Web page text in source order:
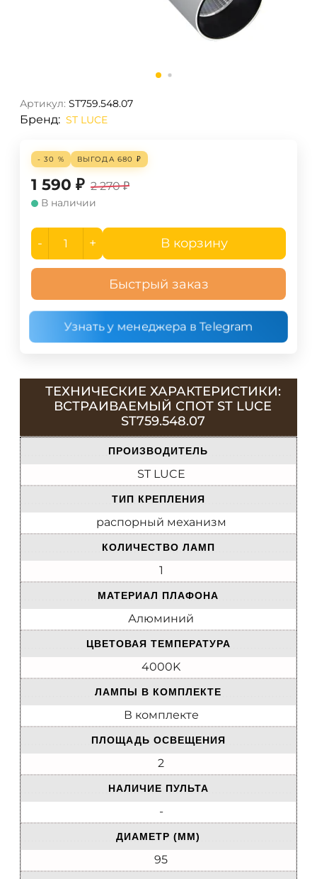
Артикул: ST759.548.07
Бренд: ST LUCE
- 30 % ВЫГОДА 680 ₽
1 590 ₽ 2 270 ₽
В наличии
- + В корзину
Быстрый заказ
Узнать у менеджера в Telegram
ТЕХНИЧЕСКИЕ ХАРАКТЕРИСТИКИ:
ВСТРАИВАЕМЫЙ СПОТ ST LUCE
ST759.548.07
ПРОИЗВОДИТЕЛЬ
ST LUCE
ТИП КРЕПЛЕНИЯ
распорный механизм
КОЛИЧЕСТВО ЛАМП
1
МАТЕРИАЛ ПЛАФОНА
Алюминий
ЦВЕТОВАЯ ТЕМПЕРАТУРА
4000K
ЛАМПЫ В КОМПЛЕКТЕ
В комплекте
ПЛОЩАДЬ ОСВЕЩЕНИЯ
2
НАЛИЧИЕ ПУЛЬТА
-
ДИАМЕТР (ММ)
95